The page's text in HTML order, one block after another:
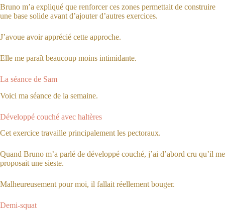
Bruno m’a expliqué que renforcer ces zones permettait de construire
une base solide avant d’ajouter d’autres exercices.
J’avoue avoir apprécié cette approche.
Elle me paraît beaucoup moins intimidante.
La séance de Sam
Voici ma séance de la semaine.
Développé couché avec haltères
Cet exercice travaille principalement les pectoraux.
Quand Bruno m’a parlé de développé couché, j’ai d’abord cru qu’il me
proposait une sieste.
Malheureusement pour moi, il fallait réellement bouger.
Demi-squat